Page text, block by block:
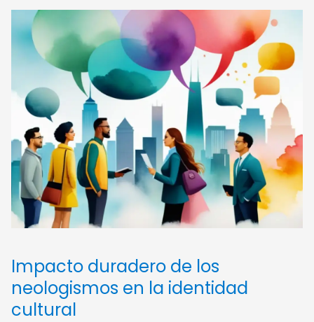
Impacto duradero de los
neologismos en la identidad
cultural